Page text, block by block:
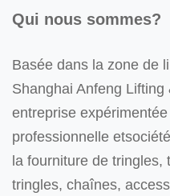
Qui nous sommes?
Basée dans la zone de
Shanghai Anfeng
entreprise
professionnelle et
la fourniture de
tringles, chaînes,